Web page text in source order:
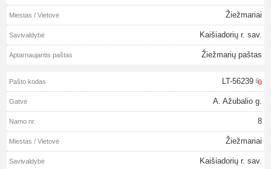
Žiežmariai
Kaišiadorių r. sav.
Žiežmarių paštas
LT-56239
A. Ažubalio g.
8
Žiežmariai
Kaišiadorių r. sav.